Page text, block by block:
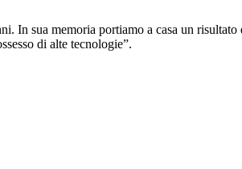
In sua memoria portiamo a casa un
di alte tecnologie”.